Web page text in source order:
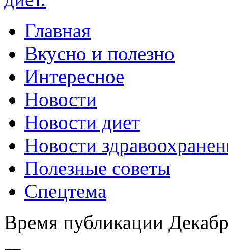
Главная
Вкусно и полезно
Интересное
Новости
Новости диет
Новости
Полезные советы
Спецтема
Время публикации